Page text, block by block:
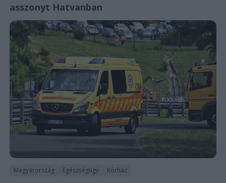
asszonyt Hatvanban
Magyarország Egészségügy Kórház